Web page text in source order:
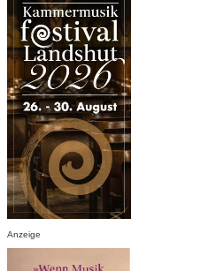
Anzeige